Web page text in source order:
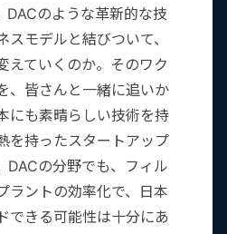
DACのような革新的な技
モデルと結びついて、
えていくのか。そのワク
、皆さんと一緒に追いか
にも素晴らしい技術を持
を持ったスタートアップ
DACの分野でも、フィル
ラントの効率化で、日本
できる可能性は十分にあ